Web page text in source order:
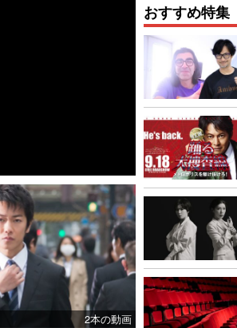
2本の動画
おすすめ特集